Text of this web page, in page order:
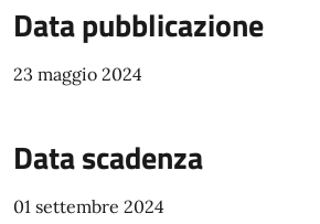
Data pubblicazione
23 maggio 2024
Data scadenza
01 settembre 2024